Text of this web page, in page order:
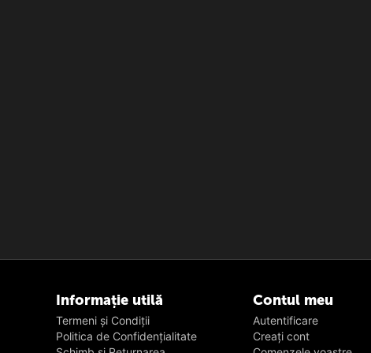
Informație utilă
Termeni și Condiții
Politica de Confidențialitate
Contul meu
Autentificare
Creați cont